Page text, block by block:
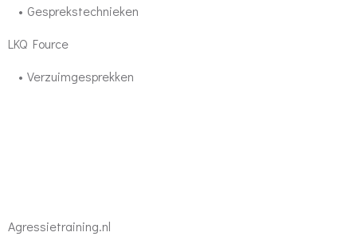
Gesprekstechnieken
LKQ Fource
Verzuimgesprekken
Agressietraining.nl